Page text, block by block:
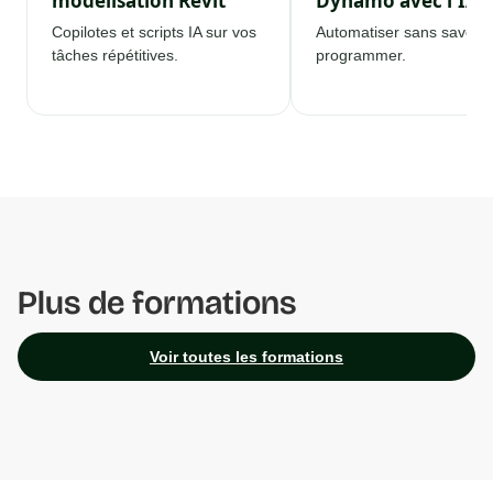
Copilotes et scripts IA sur vos
tâches répétitives.
Automatiser sans savoir
programmer.
Plus de formations
Voir toutes les formations